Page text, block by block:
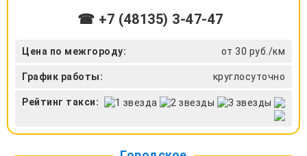
☎ +7 (48135) 3-47-47
Цена по межгороду: от 30 руб./км
График работы: круглосуточно
Рейтинг такси: